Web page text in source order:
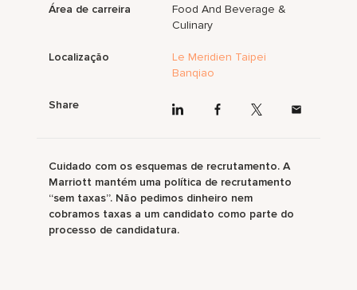
Área de carreira
Food And Beverage &
Culinary
Localização
Le Meridien Taipei
Banqiao
Share
Cuidado com os esquemas de recrutamento. A
Marriott mantém uma política de recrutamento
“sem taxas”. Não pedimos dinheiro nem
cobramos taxas a um candidato como parte do
processo de candidatura.